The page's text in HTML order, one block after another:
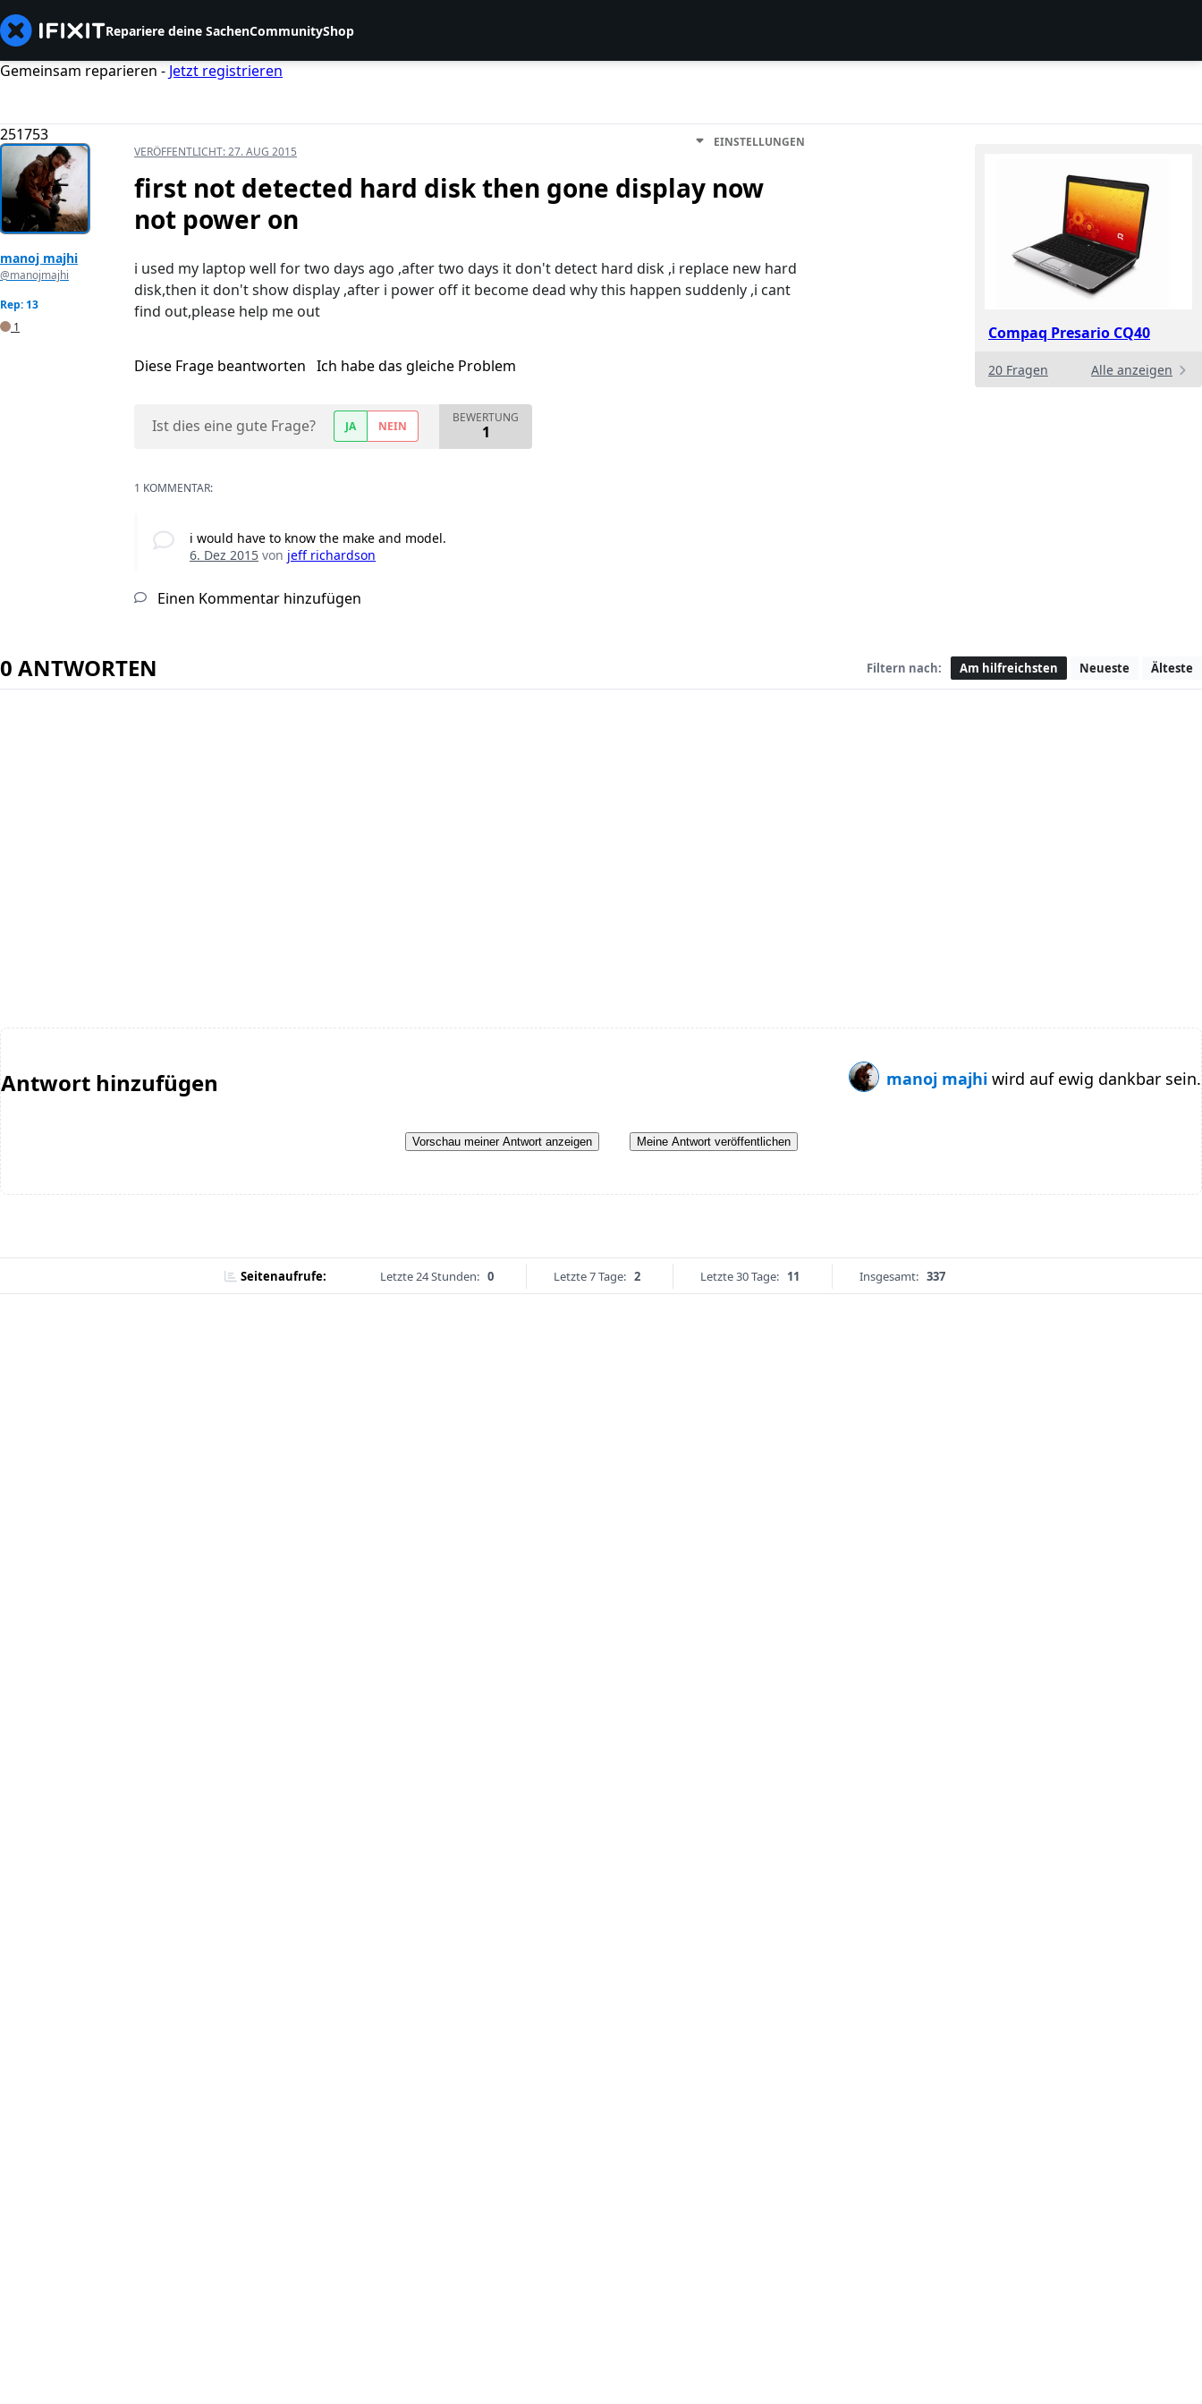
Repariere deine SachenCommunityShop
Gemeinsam reparieren - Jetzt registrieren
251753
Compaq Presario CQ40
20 Fragen Alle anzeigen
manoj majhi
@manojmajhi
Rep: 13
1
VERÖFFENTLICHT:27. AUG 2015
EINSTELLUNGEN
first not detected hard disk then gone display now
not power on
i used my laptop well for two days ago ,after two days it don't detect hard disk ,i replace new hard
disk,then it don't show display ,after i power off it become dead why this happen suddenly ,i cant
find out,please help me out
Diese Frage beantworten Ich habe das gleiche Problem
Ist dies eine gute Frage? JA NEIN
BEWERTUNG
1
1 KOMMENTAR:
i would have to know the make and model.
6. Dez 2015 von jeff richardson
Einen Kommentar hinzufügen
0 ANTWORTEN Filtern nach: Am hilfreichsten Neueste Älteste
Antwort hinzufügen manoj majhi wird auf ewig dankbar sein.
Vorschau meiner Antwort anzeigen Meine Antwort veröffentlichen
Seitenaufrufe: Letzte 24 Stunden: 0 Letzte 7 Tage: 2 Letzte 30 Tage: 11 Insgesamt: 337